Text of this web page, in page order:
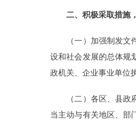
二、积极采取措施
（一）加强制发文件
设和社会发展的总体规
政机关、企业事业单位
（二）各区、县政府
当主动与有关地区、部